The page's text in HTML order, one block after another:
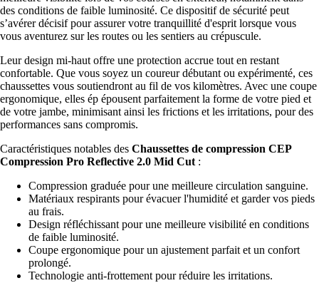
des conditions de faible luminosité. Ce dispositif de sécurité peut
s’avérer décisif pour assurer votre tranquillité d'esprit lorsque vous
vous aventurez sur les routes ou les sentiers au crépuscule.
Leur design mi-haut offre une protection accrue tout en restant
confortable. Que vous soyez un coureur débutant ou expérimenté, ces
chaussettes vous soutiendront au fil de vos kilomètres. Avec une coupe
ergonomique, elles ép épousent parfaitement la forme de votre pied et
de votre jambe, minimisant ainsi les frictions et les irritations, pour des
performances sans compromis.
Caractéristiques notables des Chaussettes de compression CEP
Compression Pro Reflective 2.0 Mid Cut :
Compression graduée pour une meilleure circulation sanguine.
Matériaux respirants pour évacuer l'humidité et garder vos pieds
au frais.
Design réfléchissant pour une meilleure visibilité en conditions
de faible luminosité.
Coupe ergonomique pour un ajustement parfait et un confort
prolongé.
Technologie anti-frottement pour réduire les irritations.